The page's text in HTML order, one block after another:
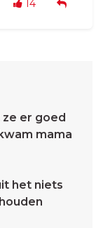
14
er goed
mama
het niets